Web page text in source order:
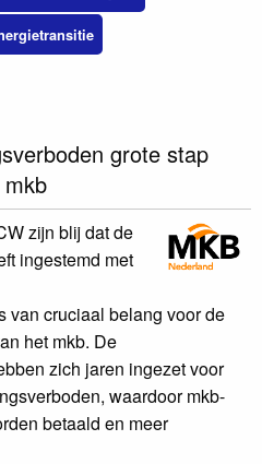
grote stap
zijn blij dat de
ingestemd met
van cruciaal belang voor de
het mkb. De
zich jaren ingezet voor
waardoor mkb-
betaald en meer